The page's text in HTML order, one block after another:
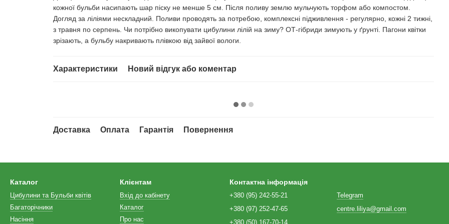
кожної бульби насипають шар піску не менше 5 см. Після поливу землю мульчують торфом або компостом.
Догляд за ліліями нескладний. Поливи проводять за потребою, комплексні підживлення - регулярно, кожні 2 тижні,
з травня по серпень. Чи потрібно викопувати цибулини лілій на зиму? ОТ-гібриди зимують у ґрунті. Пагони квітки
зрізають, а бульбу накривають плівкою від зайвої вологи.
Характеристики Новий відгук або коментар
Доставка Оплата Гарантія Повернення
Каталог
Цибулини та Бульби квітів
Багаторічники
Насіння
Клієнтам
Вхід до кабінету
Каталог
Про нас
Контактна інформація
+380 (95) 242-55-21
+380 (97) 252-47-65
+380 (50) 167-70-14
Telegram
centre.liliya@gmail.com